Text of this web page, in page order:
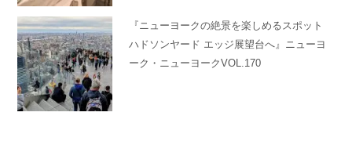
『ニューヨークの絶景を楽しめるスポット
ハドソンヤード エッジ展望台へ』ニューヨ
ーク・ニューヨークVOL.170